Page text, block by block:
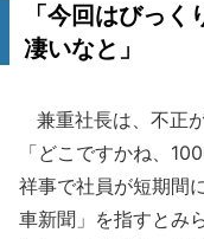
「今回はびっ
凄いなと」
兼重社長は、不正
「どこですかね、
祥事で社員が短期間
車新聞」を指すとみ